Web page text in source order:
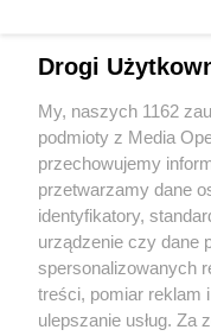
Wydawca mediów
Nie zapomnij
zapoznać się z:
polityką
Twojemiasto
Drogi
My, naszych 1162
podmioty z Media
przechowujemy
przetwarzamy dane
identyfikatory,
urządzenie czy dane
spersonalizowanych
treści, pomiar reklam
ulepszanie usług. Za